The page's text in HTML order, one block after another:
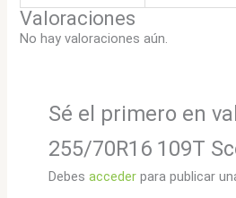
Valoraciones
No hay valoraciones aún.
Sé el primero en
255/70R16 109T
Debes accederpara publicar